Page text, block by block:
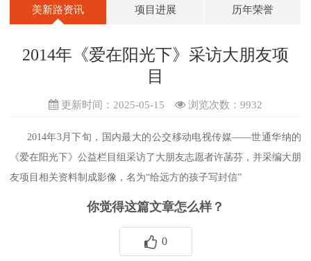
美新路资讯 项目进展 历年荣誉
2014年《爱在阳光下》采访大朋友项
目
更新时间：2025-05-15 浏览次数： 9932
2014年3月下旬，国内最大的公交移动电视传媒——世通华纳的
《爱在阳光下》公益栏目组采访了大朋友志愿者许菡芬，并采编大朋
友项目相关资料制成影像，名为“给远方的孩子写封信”
你觉得这篇文章怎么样？
0